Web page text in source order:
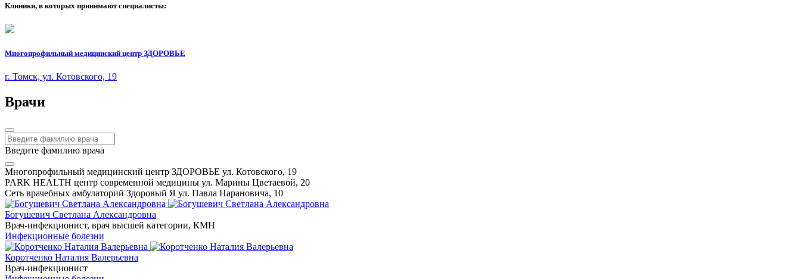
Клиники, в которых принимают специалисты:
Многопрофильный медицинский центр ЗДОРОВЬЕ
г. Томск, ул. Котовского, 19
Врачи
Введите фамилию врача
Многопрофильный медицинский центр ЗДОРОВЬЕ ул. Котовского, 19
PARK HEALTH центр современной медицины ул. Марины Цветаевой, 20
Сеть врачебных амбулаторий Здоровый Я ул. Павла Нарановича, 10
Богушевич Светлана Александровна
Врач-инфекционист, врач высшей категории, КМН
Инфекционные болезни
Коротченко Наталия Валерьевна
Врач-инфекционист